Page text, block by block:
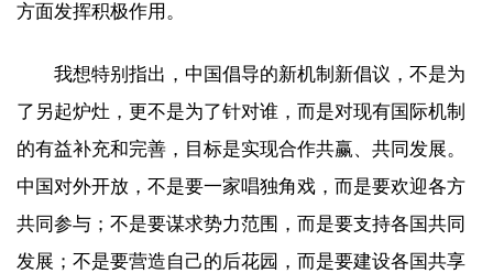
方面发挥积极作用。
我想特别指出，中国倡导的新机制新倡议，不是为
了另起炉灶，更不是为了针对谁，而是对现有国际机制
的有益补充和完善，目标是实现合作共赢、共同发展。
中国对外开放，不是要一家唱独角戏，而是要欢迎各方
共同参与；不是要谋求势力范围，而是要支持各国共同
发展；不是要营造自己的后花园，而是要建设各国共享